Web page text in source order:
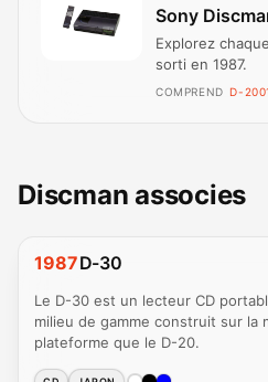
Sony
Explorez
sorti en 1987.
COMPREND D-
Discman associes
1987D-30
Le D-30 est un lecteur CD
milieu de gamme construit sur la
plateforme que le D-20.